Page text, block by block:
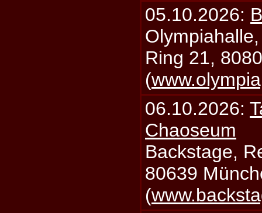
05.10.2026:
Ring 21,
(
06.10.2026:
Chaoseum
Backstage,
80639
(